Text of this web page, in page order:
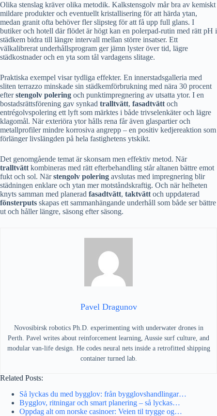
Olika stenslag kräver olika metodik. Kalkstensgolv mår bra av kemiskt
mildare produkter och eventuellt kristallisering för att härda ytan,
medan granit ofta behöver fler slipsteg för att få upp full glans. I
butiker och hotell där flödet är högt kan en polerpad-rutin med rätt pH i
städkem bidra till längre intervall mellan större insatser. Ett
välkalibrerat underhållsprogram ger jämn lyster över tid, lägre
städkostnader och en yta som tål vardagens slitage.
Praktiska exempel visar tydliga effekter. En innerstadsgalleria med
sliten terrazzo minskade sin städkemförbrukning med nära 30 procent
efterstengolv polering och punktimpregnering av utsatta ytor. I en
bostadsrättsförening gav synkad tralltvätt, fasadtvätt och
entrégolvspolering ett lyft som märktes i både trivselenkäter och lägre
klagomål. När exteriöra ytor hålls rena får även glaspartier och
metallprofiler mindre korrosiva angrepp – en positiv kedjereaktion som
förlänger livslängden på hela fastighetens ytskikt.
Det genomgående temat är skonsam men effektiv metod. När
tralltvätt kombineras med rätt efterbehandling står altanen bättre emot
fukt och sol. Närstengolv polering avslutas med impregnering blir
städningen enklare och ytan mer motståndskraftig. Och när helheten
knyts samman med planerad fasadtvätt, taktvätt och uppdaterad
fönsterputs skapas ett sammanhängande underhåll som både ser bättre
ut och håller längre, säsong efter säsong.
Pavel Dragunov
Novosibirsk robotics Ph.D. experimenting with underwater drones in
Perth. Pavel writes about reinforcement learning, Aussie surf culture, and
modular van-life design. He codes neural nets inside a retrofitted shipping
container turned lab.
Related Posts:
Så lyckas du med bygglov: från bygglovshandlingar…
Bygglov, ritningar och smart planering – så lyckas…
Oppdag alt om norske casinoer: Veien til trygge og…